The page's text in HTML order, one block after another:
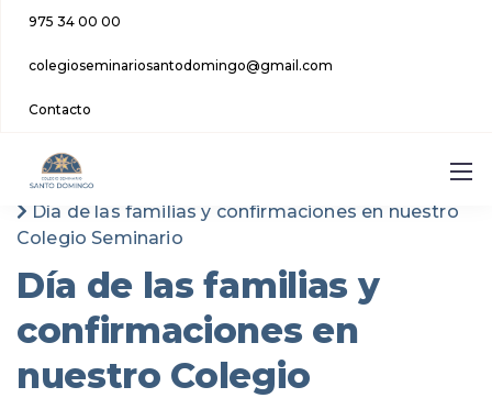
975 34 00 00
colegioseminariosantodomingo@gmail.com
Contacto
Colegio Seminario Santo Domingo
Actualidad
Día de las familias y confirmaciones en nuestro
Colegio Seminario
Día de las familias y
confirmaciones en
nuestro Colegio